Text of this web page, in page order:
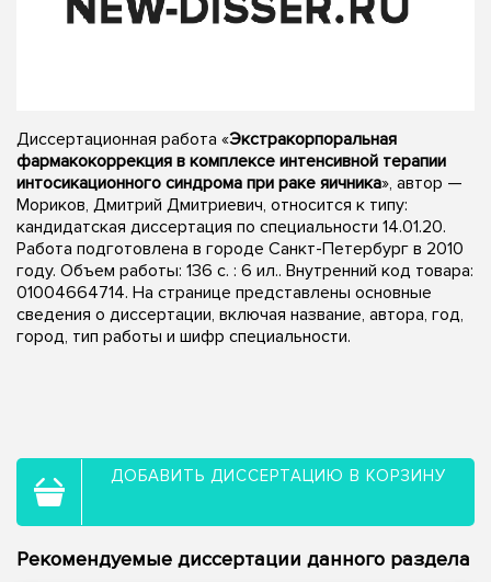
Диссертационная работа «Экстракорпоральная
фармакокоррекция в комплексе интенсивной терапии
интосикационного синдрома при раке яичника», автор —
Мориков, Дмитрий Дмитриевич, относится к типу:
кандидатская диссертация по специальности 14.01.20.
Работа подготовлена в городе Санкт-Петербург в 2010
году. Объем работы: 136 с. : 6 ил.. Внутренний код товара:
01004664714. На странице представлены основные
сведения о диссертации, включая название, автора, год,
город, тип работы и шифр специальности.
ДОБАВИТЬ ДИССЕРТАЦИЮ В КОРЗИНУ
Рекомендуемые диссертации данного раздела